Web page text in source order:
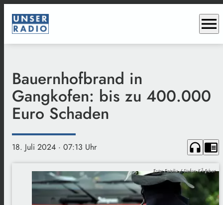
menu
Bauernhofbrand in
Gangkofen: bis zu 400.000
Euro Schaden
18. Juli 2024 · 07:13 Uhr headphones chrome_reader_mode
Foto: Fotolia / Stefan KÃ¶rber